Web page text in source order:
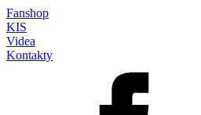
Fanshop
KIS
Videa
Kontakty